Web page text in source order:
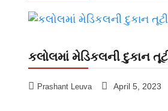
કલોલમાં મેડિકલની દુકાન
Prashant Leuva April 5, 2023